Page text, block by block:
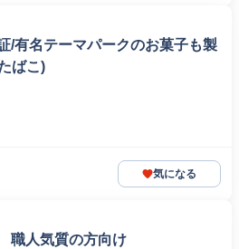
/有名テーマパークのお菓子も製
ばこ)
気になる
職人気質の方向け